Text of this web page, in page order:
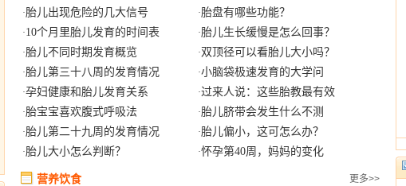
·胎儿出现危险的几大信号 ·胎盘有哪些功能？
·10个月里胎儿发育的时间表 ·胎儿生长缓慢是怎么回事？
·胎儿不同时期发育概览 ·双顶径可以看胎儿大小吗？
·胎儿第三十八周的发育情况 ·小脑袋极速发育的大学问
·孕妇健康和胎儿发育关系 ·过来人说：这些胎教最有效
·胎宝宝喜欢腹式呼吸法 ·胎儿脐带会发生什么不测
·胎儿第二十九周的发育情况 ·胎儿偏小，这可怎么办？
·胎儿大小怎么判断？ ·怀孕第40周，妈妈的变化
更多>>
营养饮食